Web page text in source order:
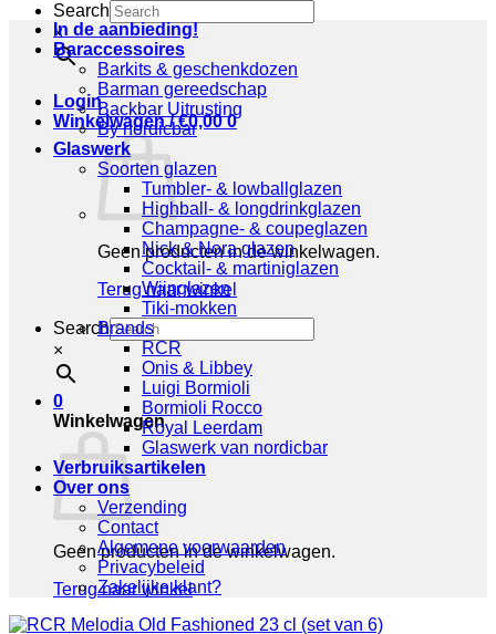
Search
×
Login
Winkelwagen /€0,00 0
Geen producten in de winkelwagen.
Terug naar winkel
Search
×
0
Winkelwagen
Geen producten in de winkelwagen.
Terug naar winkel
In de aanbieding!
Baraccessoires
Barkits & geschenkdozen
Barman gereedschap
Backbar Uitrusting
By nordicbar
Glaswerk
Soorten glazen
Tumbler- & lowballglazen
Highball- & longdrinkglazen
Champagne- & coupeglazen
Nick & Nora glazen
Cocktail- & martiniglazen
Wijnglazen
Tiki-mokken
Brands
RCR
Onis & Libbey
Luigi Bormioli
Bormioli Rocco
Royal Leerdam
Glaswerk van nordicbar
Verbruiksartikelen
Over ons
Verzending
Contact
Algemene voorwaarden
Privacybeleid
Zakelijke klant?